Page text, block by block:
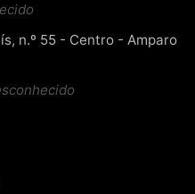
n.º 55 - Centro - Amparo